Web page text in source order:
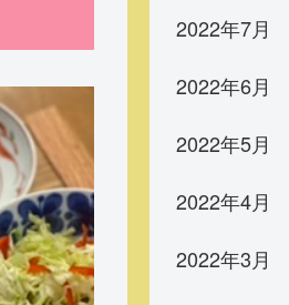
2022年7月
2022年6月
2022年5月
2022年4月
2022年3月